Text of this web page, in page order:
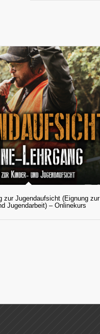
zur Jugendaufsicht (Eignung zur
Jugendarbeit) – Onlinekurs